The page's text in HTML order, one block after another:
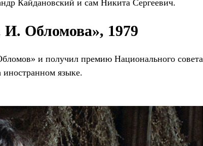
Кайдановский и сам Никита Сергеевич.
Обломова», 1979
и получил премию Национального совета
языке.